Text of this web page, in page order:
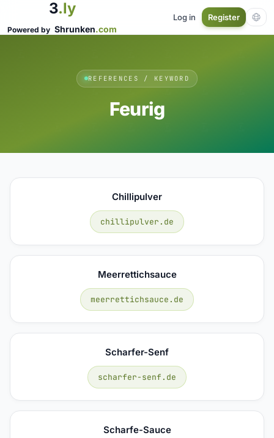
3.ly
Powered by Shrunken.com
Log in Register
REFERENCES / KEYWORD
Feurig
Chillipulver
chillipulver.de
Meerrettichsauce
meerrettichsauce.de
Scharfer-Senf
scharfer-senf.de
Scharfe-Sauce